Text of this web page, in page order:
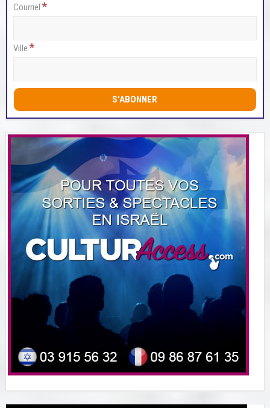
Courriel *
Ville *